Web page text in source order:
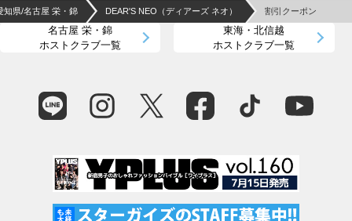
知県/名古屋 栄・錦 DEAR'S NEO（ディアーズ ネオ） 割引クーポン
名古屋 栄・錦
ホストクラブ一覧
東海・北信越
ホストクラブ一覧